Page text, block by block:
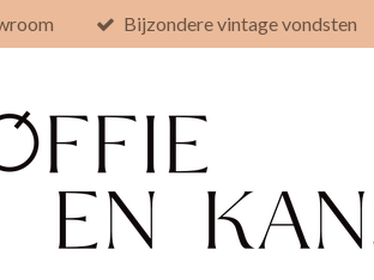
Bijzondere vintage vondsten